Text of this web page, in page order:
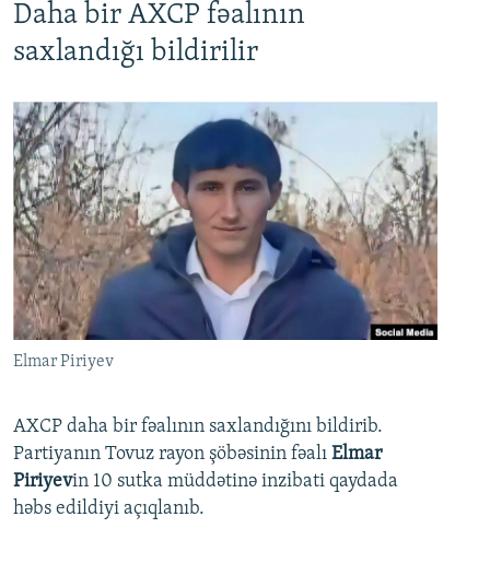
Daha bir AXCP fəalının
saxlandığı bildirilir
Elmar Piriyev
AXCP daha bir fəalının saxlandığını bildirib.
Partiyanın Tovuz rayon şöbəsinin fəalı Elmar
Piriyevin 10 sutka müddətinə inzibati qaydada
həbs edildiyi açıqlanıb.